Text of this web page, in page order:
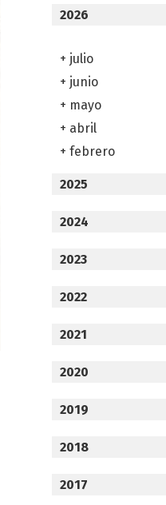
2026
+ julio
+ junio
+ mayo
+ abril
+ febrero
2025
2024
2023
2022
2021
2020
2019
2018
2017